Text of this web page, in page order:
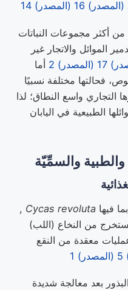
(المصدر) 16 (المصدر) 14
أكثر مجموعات النباتات
الموائل والاتجار غير
17 (المصدر) 2
أما
فحالتها مختلفة نسبيًا
التجاري واسع النطاق؛ لذا
الطبيعية في اليابان
فيها Cycas revoluta
,
يُستخرج من النخاع (اللب)
معقدة من النقع
(المصدر) 1
بعد معالجة شديدة